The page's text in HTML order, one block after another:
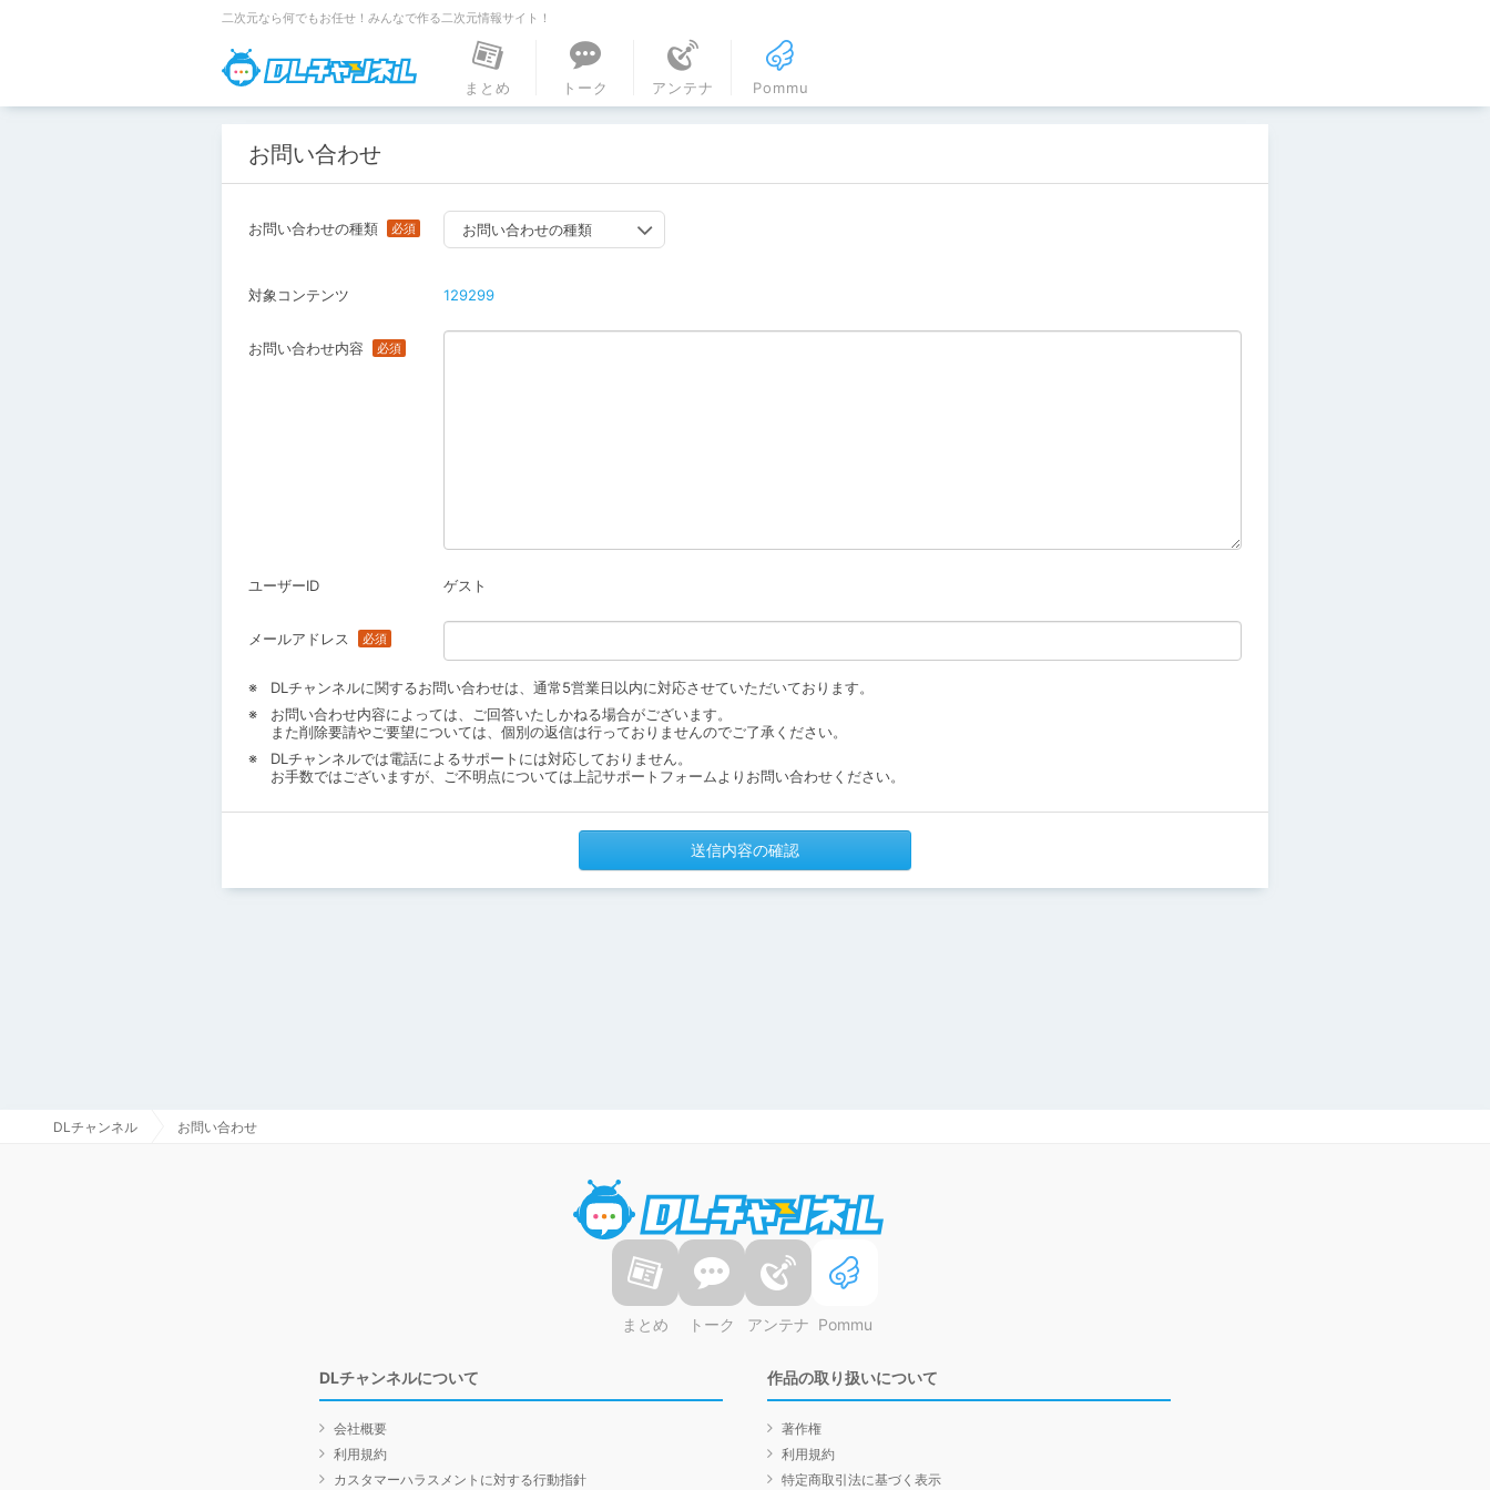
二次元なら何でもお任せ！みんなで作る二次元情報サイト！
DLチャンネル
まとめ
トーク アンテナ Pommu
お問い合わせ
お問い合わせの種類 お問い合わせの種類
対象コンテンツ 129299
お問い合わせ内容
ユーザーID ゲスト
メールアドレス
DLチャンネルに関するお問い合わせは、通常5営業日以内に対応させていただいております。
お問い合わせ内容によっては、ご回答いたしかねる場合がございます。
また削除要請やご要望については、個別の返信は行っておりませんのでご了承ください。
DLチャンネルでは電話によるサポートには対応しておりません。
お手数ではございますが、ご不明点については上記サポートフォームよりお問い合わせください。
送信内容の確認
DLチャンネル お問い合わせ
まとめ トーク アンテナ Pommu
DLチャンネルについて
会社概要
利用規約
カスタマーハラスメントに対する行動指針
作品の取り扱いについて
著作権
利用規約
特定商取引法に基づく表示